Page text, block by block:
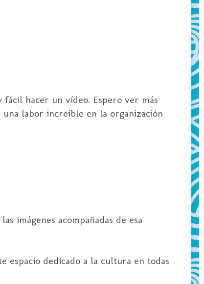
fácil hacer un vídeo. Espero ver más
labor increíble en la organización
imágenes acompañadas de esa
espacio dedicado a la cultura en todas